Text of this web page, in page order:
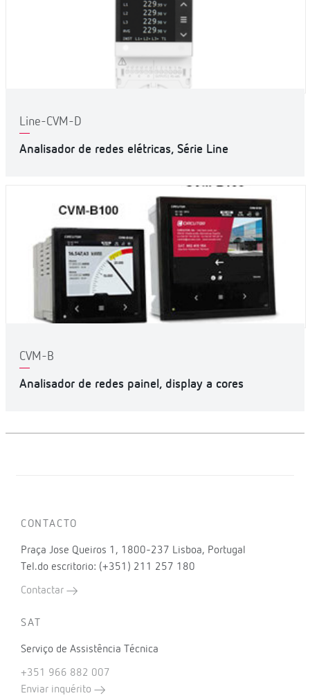
Line-CVM-D
Analisador de redes elétricas, Série Line
CVM-B
Analisador de redes painel, display a cores
CONTACTO
Praça Jose Queiros 1, 1800-237 Lisboa, Portugal
Tel.do escritorio: (+351) 211 257 180
Contactar
SAT
Serviço de Assistência Técnica
+351 966 882 007
Enviar inquérito